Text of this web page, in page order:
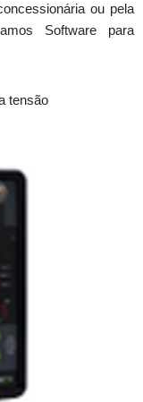
ou pela
Software para
tensão